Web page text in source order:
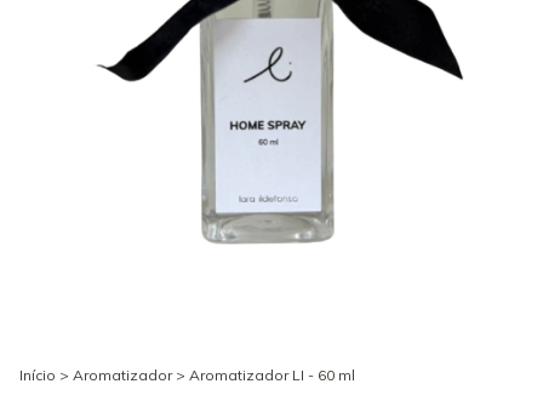
Início > Aromatizador > Aromatizador LI - 60 ml